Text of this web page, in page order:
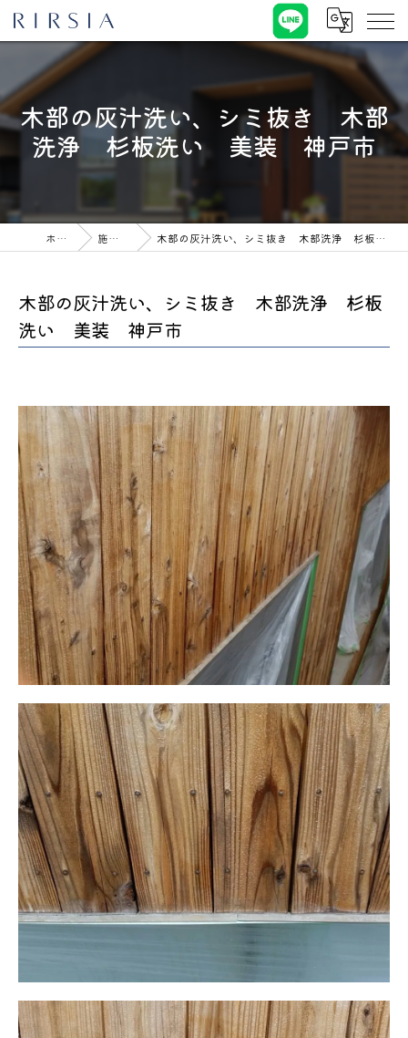
木部の灰汁洗い、シミ抜き 木部
洗浄 杉板洗い 美装 神戸市
ホーム 施工事例 木部の灰汁洗い、シミ抜き 木部洗浄 杉板洗い 美装 神戸市
木部の灰汁洗い、シミ抜き 木部洗浄 杉板
洗い 美装 神戸市